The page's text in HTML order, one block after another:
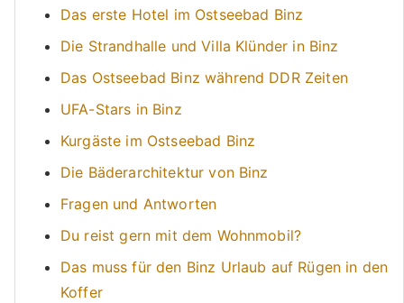
Das erste Hotel im Ostseebad Binz
Die Strandhalle und Villa Klünder in Binz
Das Ostseebad Binz während DDR Zeiten
UFA-Stars in Binz
Kurgäste im Ostseebad Binz
Die Bäderarchitektur von Binz
Fragen und Antworten
Du reist gern mit dem Wohnmobil?
Das muss für den Binz Urlaub auf Rügen in den
Koffer